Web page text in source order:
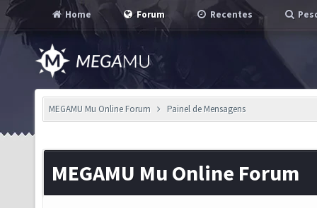
Home Forum Recentes
MEGAMU Mu Online Forum Painel de Mensagens
MEGAMU Mu Online Forum